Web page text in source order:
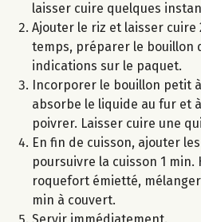
laisser cuire quelques
Ajouter le riz et laisser cuire
temps, préparer le bouillon
indications sur le paquet.
Incorporer le bouillon petit
absorbe le liquide au fur et
poivrer. Laisser cuire une
En fin de cuisson, ajouter
poursuivre la cuisson 1
roquefort émietté,
min à couvert.